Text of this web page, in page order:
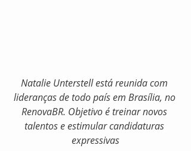
Natalie Unterstell está reunida com
lideranças de todo país em Brasília, no
RenovaBR. Objetivo é treinar novos
talentos e estimular candidaturas
expressivas